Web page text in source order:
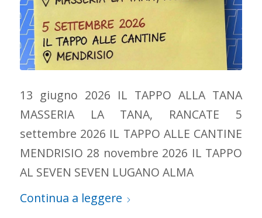
13 giugno 2026 IL TAPPO ALLA TANA
MASSERIA LA TANA, RANCATE 5
settembre 2026 IL TAPPO ALLE CANTINE
MENDRISIO 28 novembre 2026 IL TAPPO
AL SEVEN SEVEN LUGANO ALMA
Continua a leggere